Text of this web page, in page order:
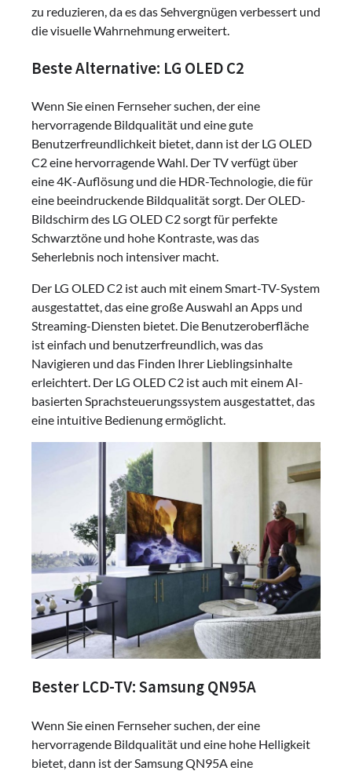
zu reduzieren, da es das Sehvergnügen verbessert und
die visuelle Wahrnehmung erweitert.
Beste Alternative: LG OLED C2
Wenn Sie einen Fernseher suchen, der eine
hervorragende Bildqualität und eine gute
Benutzerfreundlichkeit bietet, dann ist der LG OLED
C2 eine hervorragende Wahl. Der TV verfügt über
eine 4K-Auflösung und die HDR-Technologie, die für
eine beeindruckende Bildqualität sorgt. Der OLED-
Bildschirm des LG OLED C2 sorgt für perfekte
Schwarztöne und hohe Kontraste, was das
Seherlebnis noch intensiver macht.
Der LG OLED C2 ist auch mit einem Smart-TV-System
ausgestattet, das eine große Auswahl an Apps und
Streaming-Diensten bietet. Die Benutzeroberfläche
ist einfach und benutzerfreundlich, was das
Navigieren und das Finden Ihrer Lieblingsinhalte
erleichtert. Der LG OLED C2 ist auch mit einem AI-
basierten Sprachsteuerungssystem ausgestattet, das
eine intuitive Bedienung ermöglicht.
Bester LCD-TV: Samsung QN95A
Wenn Sie einen Fernseher suchen, der eine
hervorragende Bildqualität und eine hohe Helligkeit
bietet, dann ist der Samsung QN95A eine